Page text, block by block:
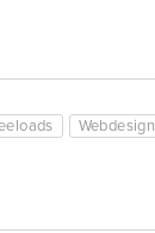
Webdesign